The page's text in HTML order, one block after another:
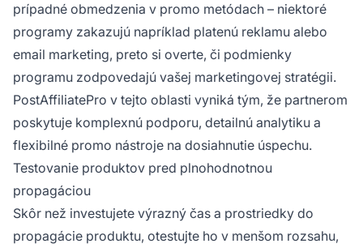
prípadné obmedzenia v promo metódach – niektoré
programy zakazujú napríklad platenú reklamu alebo
email marketing, preto si overte, či podmienky
programu zodpovedajú vašej marketingovej stratégii.
PostAffiliatePro v tejto oblasti vyniká tým, že partnerom
poskytuje komplexnú podporu, detailnú analytiku a
flexibilné promo nástroje na dosiahnutie úspechu.
Testovanie produktov pred plnohodnotnou
propagáciou
Skôr než investujete výrazný čas a prostriedky do
propagácie produktu, otestujte ho v menšom rozsahu,